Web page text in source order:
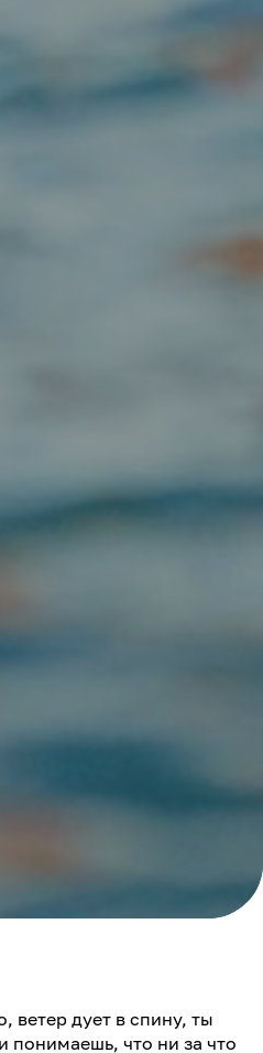
ветер дует в спину, ты
понимаешь, что ни за что